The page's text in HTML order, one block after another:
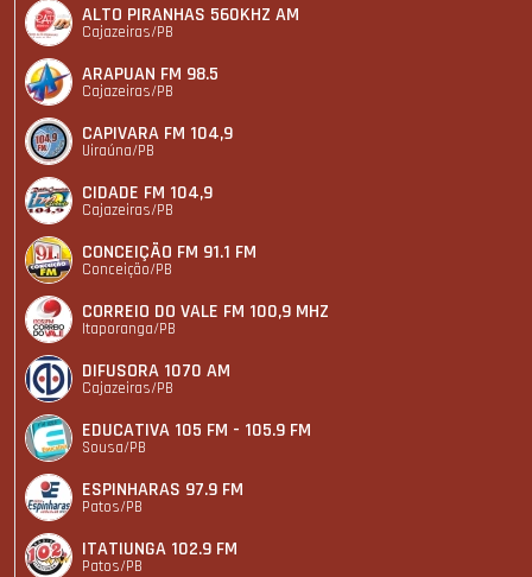
ALTO PIRANHAS 560KHZ AM
Cajazeiras/PB
ARAPUAN FM 98.5
Cajazeiras/PB
CAPIVARA FM 104,9
Uiraúna/PB
CIDADE FM 104,9
Cajazeiras/PB
CONCEIÇÃO FM 91.1 FM
Conceição/PB
CORREIO DO VALE FM 100,9 MHZ
Itaporanga/PB
DIFUSORA 1070 AM
Cajazeiras/PB
EDUCATIVA 105 FM - 105.9 FM
Sousa/PB
ESPINHARAS 97.9 FM
Patos/PB
ITATIUNGA 102.9 FM
Patos/PB